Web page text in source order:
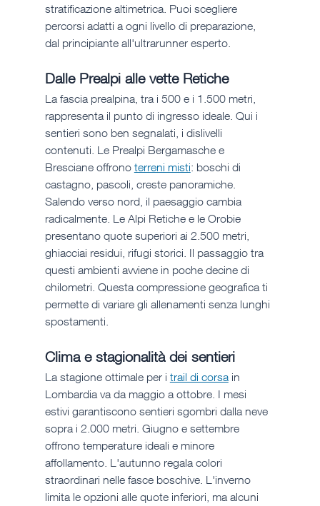
stratificazione altimetrica. Puoi scegliere
percorsi adatti a ogni livello di preparazione,
dal principiante all'ultrarunner esperto.
Dalle Prealpi alle vette Retiche
La fascia prealpina, tra i 500 e i 1.500 metri,
rappresenta il punto di ingresso ideale. Qui i
sentieri sono ben segnalati, i dislivelli
contenuti. Le Prealpi Bergamasche e
Bresciane offrono terreni misti: boschi di
castagno, pascoli, creste panoramiche.
Salendo verso nord, il paesaggio cambia
radicalmente. Le Alpi Retiche e le Orobie
presentano quote superiori ai 2.500 metri,
ghiacciai residui, rifugi storici. Il passaggio tra
questi ambienti avviene in poche decine di
chilometri. Questa compressione geografica ti
permette di variare gli allenamenti senza lunghi
spostamenti.
Clima e stagionalità dei sentieri
La stagione ottimale per i trail di corsa in
Lombardia va da maggio a ottobre. I mesi
estivi garantiscono sentieri sgombri dalla neve
sopra i 2.000 metri. Giugno e settembre
offrono temperature ideali e minore
affollamento. L'autunno regala colori
straordinari nelle fasce boschive. L'inverno
limita le opzioni alle quote inferiori, ma alcuni